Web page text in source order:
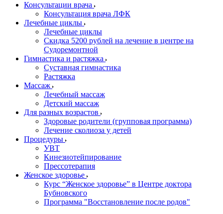
Консультации врача
Консультация врача ЛФК
Лечебные циклы
Лечебные циклы
Скидка 5200 рублей на лечение в центре на
Судоремонтной
Гимнастика и растяжка
Суставная гимнастика
Растяжка
Массаж
Лечебный массаж
Детский массаж
Для разных возрастов
Здоровые родители (групповая программа)
Лечение сколиоза у детей
Процедуры
УВТ
Кинезиотейпирование
Прессотерапия
Женское здоровье
Курс “Женское здоровье” в Центре доктора
Бубновского
Программа "Восстановление после родов"